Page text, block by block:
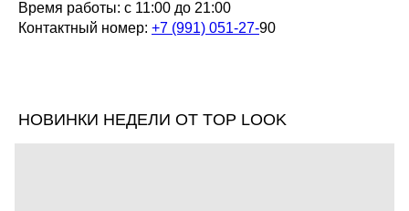
Время работы: с 11:00 до 21:00
Контактный номер: +7 (991) 051-27-90
НОВИНКИ НЕДЕЛИ ОТ TOP LOOK